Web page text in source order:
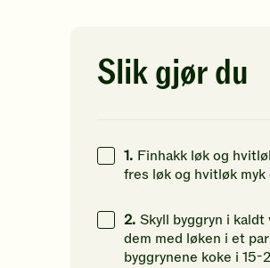
Klikk
vurdering.
for
Slik gjør du
1. Finhakk løk og
fres løk og hvitløk myk
2. Skyll byggryn i
dem med løken i et
byggrynene koke i